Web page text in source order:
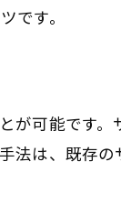
です。
が可能です。
法は、既存の